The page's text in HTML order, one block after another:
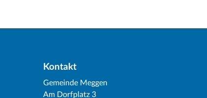
Kontakt
Gemeinde Meggen
Am Dorfplatz 3